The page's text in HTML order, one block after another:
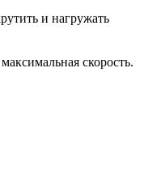
и нагружать
скорость.